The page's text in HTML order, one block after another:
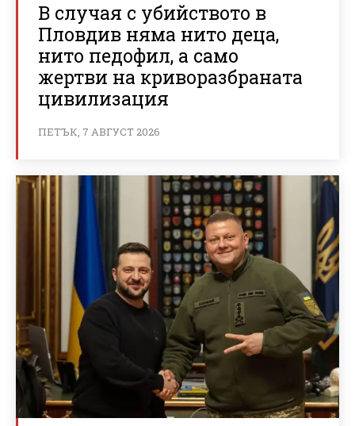
В случая с убийството в
Пловдив няма нито деца,
нито педофил, а само
жертви на криворазбраната
цивилизация
ПЕТЪК, 7 АВГУСТ 2026